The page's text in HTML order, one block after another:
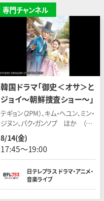
専門チャンネル
韓国ドラマ「御史＜オサ＞と
ジョイ〜朝鮮捜査ショー〜」
テギョン（2PM）、キム・ヘユン、ミン・
ジヌン、パク・ガンソプ ほか （全
16話）
8/14(金)
17:45〜19:00
日テレプラス ドラマ・アニメ・
音楽ライブ